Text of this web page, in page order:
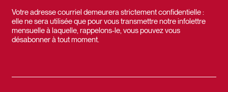
Votre adresse courriel demeurera strictement confidentielle :
elle ne sera utilisée que pour vous transmettre notre infolettre
mensuelle à laquelle, rappelons-le, vous pouvez vous
désabonner à tout moment.